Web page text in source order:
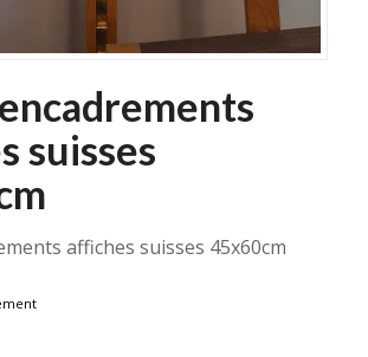
suisses
affiches suisses 45x60cm